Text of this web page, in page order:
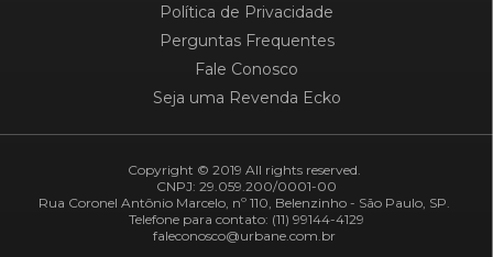
Política de Privacidade
Perguntas Frequentes
Fale Conosco
Seja uma Revenda Ecko
Copyright © 2019 All rights reserved.
CNPJ: 29.059.200/0001-00
Rua Coronel Antônio Marcelo, nº 110, Belenzinho - São Paulo, SP.
Telefone para contato: (11) 99144-4129
faleconosco@urbane.com.br